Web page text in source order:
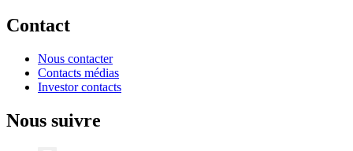
Contact
Nous contacter
Contacts médias
Investor contacts
Nous suivre